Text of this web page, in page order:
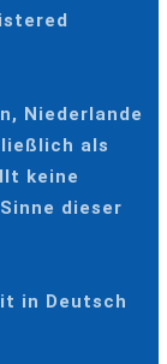
Niederlande
als
keine
dieser
in Deutsch